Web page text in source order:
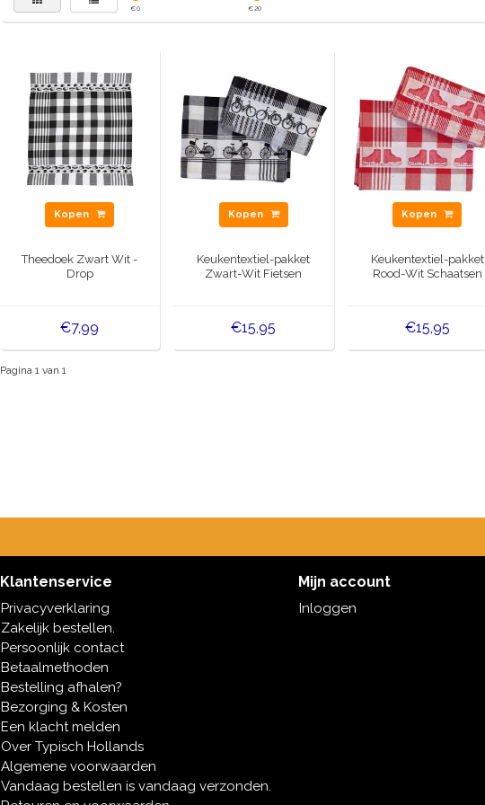
€0 €20
Kopen
Theedoek Zwart Wit -
Drop
€7,99
Kopen
Keukentextiel-pakket
Zwart-Wit Fietsen
€15,95
Kopen
Keukentextiel-pakket
Rood-Wit Schaatsen
€15,95
Pagina 1 van 1
Klantenservice
Privacyverklaring
Zakelijk bestellen.
Persoonlijk contact
Betaalmethoden
Bestelling afhalen?
Bezorging & Kosten
Een klacht melden
Over Typisch Hollands
Algemene voorwaarden
Vandaag bestellen is vandaag verzonden.
Mijn account
Inloggen